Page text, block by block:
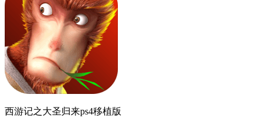
西游记之大圣归来ps4移植版